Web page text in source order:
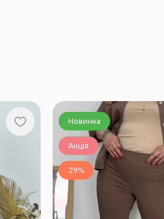
Новинка
Акція
29%